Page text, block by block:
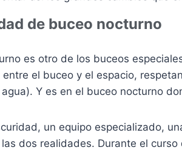
de buceo nocturno
es otro de los buceos
entre el buceo y el espacio,
Y es en el buceo nocturno
un equipo especializado,
dos realidades. Durante el